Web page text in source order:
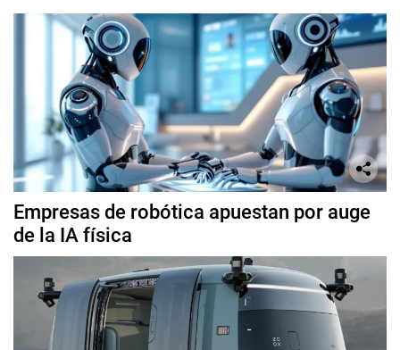
Empresas de robótica apuestan por auge
de la IA física